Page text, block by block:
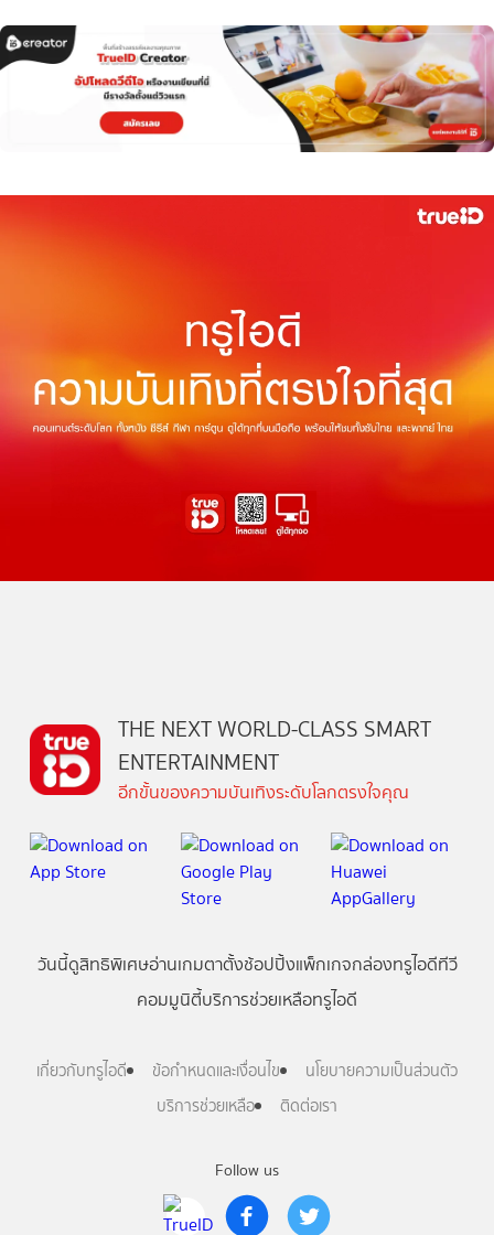
Follow us
THE NEXT WORLD-CLASS SMART
ENTERTAINMENT
อีกขั้นของความบันเทิงระดับโลกตรงใจคุณ
วันนี้ดูสิทธิพิเศษอ่านเกมตาตั้งช้อปปิ้งแพ็กเกจกล่องทรูไอดีทีวี
คอมมูนิตี้บริการช่วยเหลือทรูไอดี
เกี่ยวกับทรูไอดี ข้อกำหนดและเงื่อนไข
นโยบายความเป็นส่วนตัว
บริการช่วยเหลือ
ติดต่อเรา